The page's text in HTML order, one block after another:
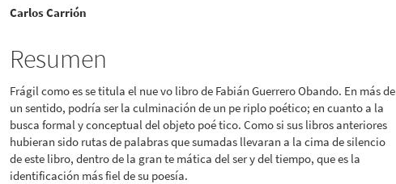
Contenido
principal
del
artículo
Carlos Carrión
Resumen
Frágil como es se titula el nue vo libro de Fabián Guerrero Obando. En más de
un sentido, podría ser la culminación de un pe riplo poético; en cuanto a la
busca formal y conceptual del objeto poé tico. Como si sus libros anteriores
hubieran sido rutas de palabras que sumadas llevaran a la cima de silencio
de este libro, dentro de la gran te mática del ser y del tiempo, que es la
identificación más fiel de su poesía.